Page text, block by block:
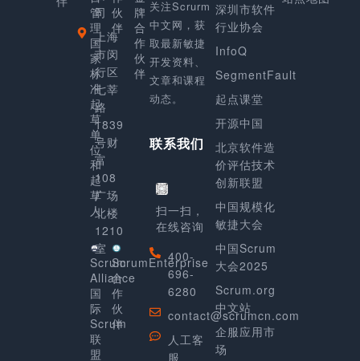
司
上海
市闵
行区
七莘
路
1839
号财
富
108
广场
北楼
1210
室
管
理
国
家
标
准
起
草
单
位
和
起
草
人
伙
伴
牌
合
作
伙
伴
Scrum
Alliance
国
际
Scrum
联
盟
ScrumEnterprise
合
作
伙
伴
关注Scrurm
中文网，获
取最新敏捷
开发资料、
文章和课程
动态。
联系我们
扫一扫，
在线咨询
400-
696-
6280
contact@scrumcn.com
人工客
服
深圳市软件
行业协会
InfoQ
SegmentFault
起点课堂
开源中国
北京软件造
价评估技术
创新联盟
中国规模化
敏捷大会
中国Scrum
大会2025
Scrum.org
中文站
企服应用市
场